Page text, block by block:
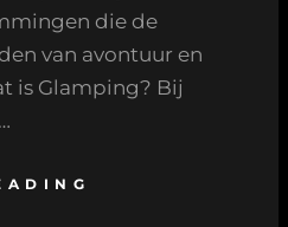
die de
van avontuur en
is Glamping? Bij